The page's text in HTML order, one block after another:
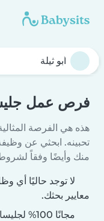
فرص عمل
هذه هي الفرصة
تحبينه. ابحثي عن
منك وأيضًا وفقاً
لا توجد حاليًا أي
معايير بحثك.
مجانًا 100% لجليسات الأطفال